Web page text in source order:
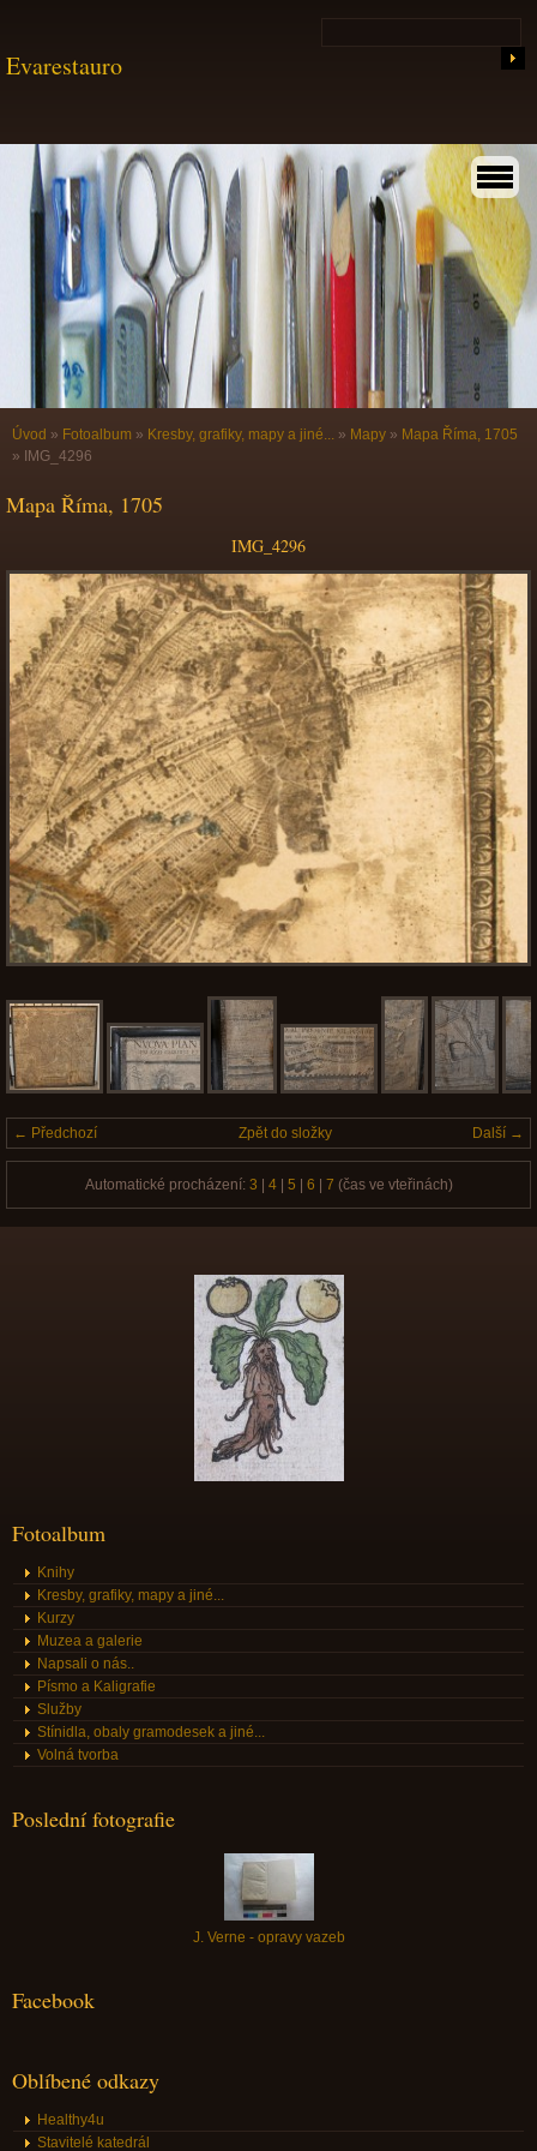
Evarestauro
Úvod » Fotoalbum » Kresby, grafiky, mapy a jiné... » Mapy » Mapa Říma, 1705
»
IMG_4296
Mapa Říma, 1705
IMG_4296
← Předchozí Další →
Zpět do složky
Automatické procházení: 3 4| 5 6 7 (čas ve vteřinách)
Fotoalbum
Knihy
Kresby, grafiky, mapy a jiné...
Kurzy
Muzea a galerie
Napsali o nás..
Písmo a Kaligrafie
Služby
Stínidla, obaly gramodesek a jiné...
Volná tvorba
Poslední fotografie
J. Verne - opravy vazeb
Facebook
Oblíbené odkazy
Healthy4u
Stavitelé katedrál